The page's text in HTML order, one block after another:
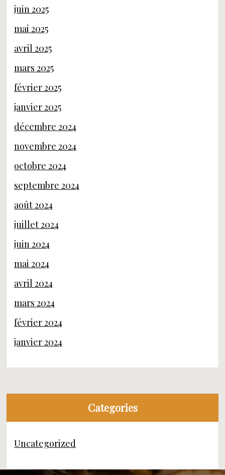
juin 2025
mai 2025
avril 2025
mars 2025
février 2025
janvier 2025
décembre 2024
novembre 2024
octobre 2024
septembre 2024
août 2024
juillet 2024
juin 2024
mai 2024
avril 2024
mars 2024
février 2024
janvier 2024
Categories
Uncategorized